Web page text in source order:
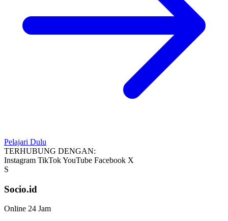
Pelajari Dulu
TERHUBUNG DENGAN:
Instagram TikTokYouTube Facebook X
S
Socio.id
Online 24 Jam